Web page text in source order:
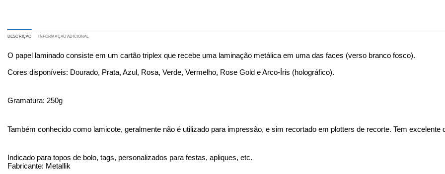
DESCRIÇÃO INFORMAÇÃO ADICIONAL
O papel laminado consiste em um cartão triplex que recebe uma laminação metálica em uma das faces (verso branco fosco).
Cores disponíveis: Dourado, Prata, Azul, Rosa, Verde, Vermelho, Rose Gold e Arco-Íris (holográfico).
Gramatura: 250g
Também conhecido como lamicote, geralmente não é utilizado para impressão, e sim recortado em plotters de recorte. Tem excelente
Indicado para topos de bolo, tags, personalizados para festas, apliques, etc.
Fabricante: Metallik